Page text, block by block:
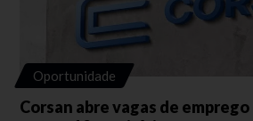
Oportunidade
Corsan abre vagas de